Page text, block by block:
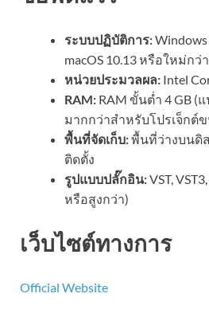
ระบบปฏิบัติการ:Windows
macOS 10.13 หรือใหม่กว่
หน่วยประมวลผล: Intel
RAM: RAM ขั้นต่ำ 4 GB (
มากกว่าสำหรับโปรเจ็กต์
พื้นที่จัดเก็บ:พื้นที่ว่างบนดิ
ติดตั้ง
รูปแบบปลั๊กอิน:VST,
หรือสูงกว่า)
เว็บไซต์ทางการ
Official Website